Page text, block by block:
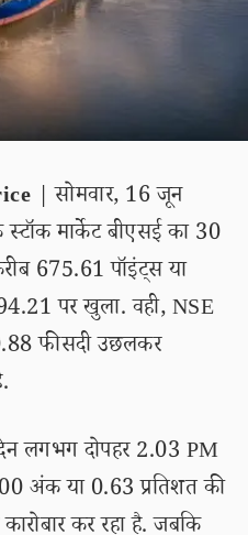
| सोमवार, 16 जून
मार्केट बीएसई का 30
675.61 पॉइंट्स या
पर खुला. वही, NSE
फीसदी उछलकर
लगभग दोपहर 2.03 PM
अंक या 0.63 प्रतिशत की